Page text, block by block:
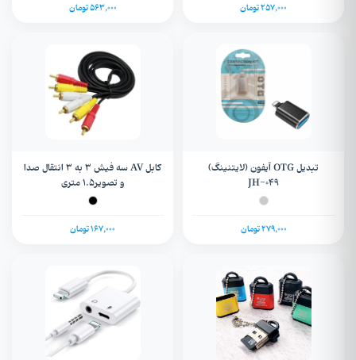
257,000 تومان 563,000 تومان
تبدیل OTG آیفون (لایتنینگ)
JH-۰۴۹
279,000 تومان
کابل AV سه فیش 3 به 3 انتقال صدا
و تصویر1.5 متری
167,000 تومان